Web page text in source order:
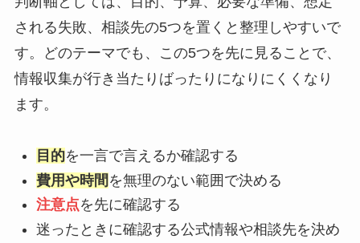
される失敗、相談先の5つを置くと整理しやすいで
す。どのテーマでも、この5つを先に見ることで、
情報収集が行き当たりばったりになりにくくなり
ます。
目的を一言で言えるか確認する
費用や時間 を無理のない範囲で決める
注意点を先に確認する
迷ったときに確認する公式情報や相談先を決め